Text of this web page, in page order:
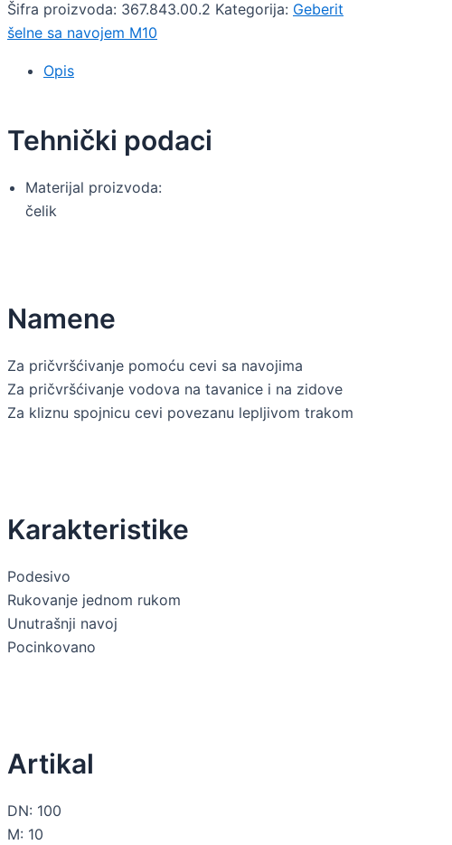
Šifra proizvoda: 367.843.00.2 Kategorija: Geberit
šelne sa navojem M10
Opis
Tehnički podaci
Materijal proizvoda:
čelik
Namene
Za pričvršćivanje pomoću cevi sa navojima
Za pričvršćivanje vodova na tavanice i na zidove
Za kliznu spojnicu cevi povezanu lepljivom trakom
Karakteristike
Podesivo
Rukovanje jednom rukom
Unutrašnji navoj
Pocinkovano
Artikal
DN: 100
M: 10